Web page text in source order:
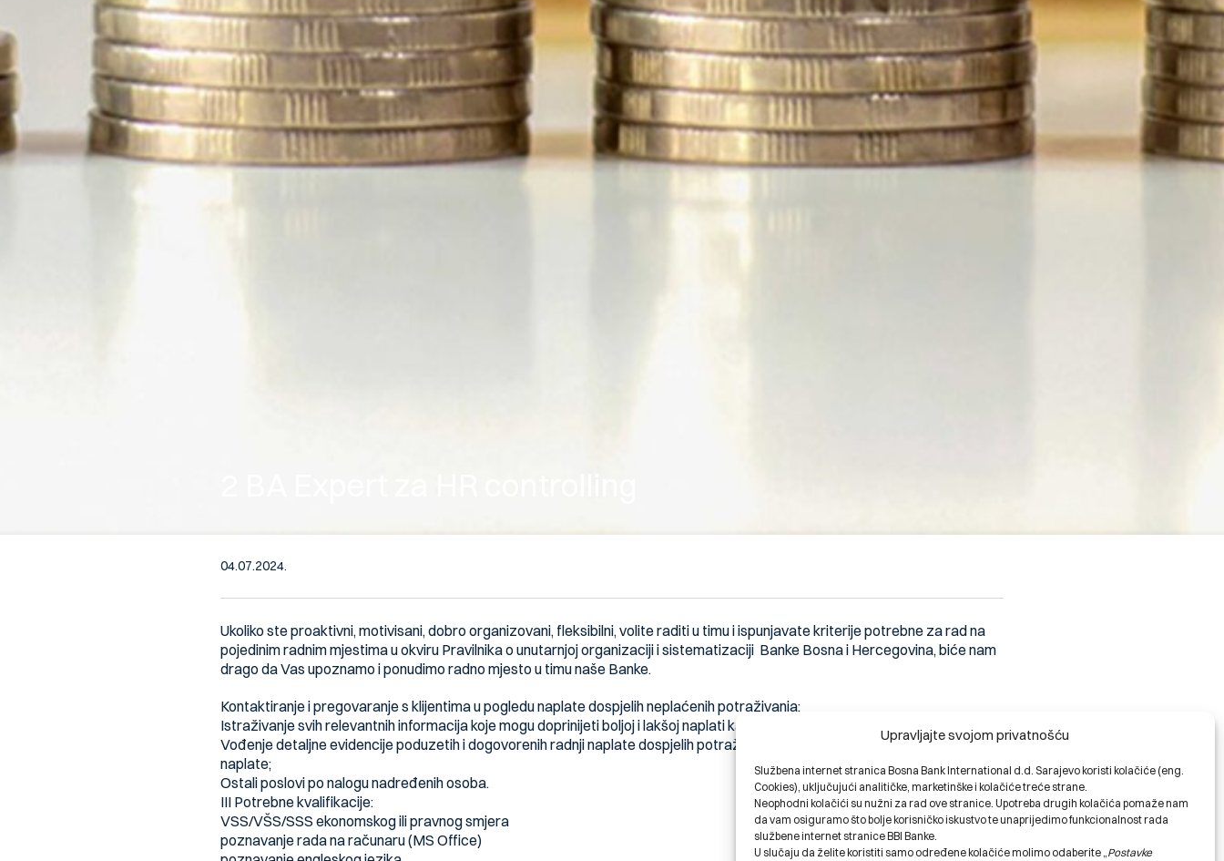
Upravljajte svojom privatnošću
Službena internet stranica Bosna Bank International d.d. Sarajevo koristi kolačiće (eng.
Cookies), uključujući analitičke, marketinške i kolačiće treće strane.
Neophodni kolačići su nužni za rad ove stranice. Upotreba drugih kolačića pomaže nam
da vam osiguramo što bolje korisničko iskustvo te unaprijedimo funkcionalnost rada
službene internet stranice BBI Banke.
U slučaju da želite koristiti samo određene kolačiće molimo odaberite „Postavke
04.07.2024.
Ukoliko ste proaktivni, motivisani, dobro organizovani, fleksibilni, volite raditi u timu i ispunjavate kriterije potrebne za rad na
pojedinim radnim mjestima u okviru Pravilnika o unutarnjoj organizaciji i sistematizaciji Banke Bosna i Hercegovina, biće nam
drago da Vas upoznamo i ponudimo radno mjesto u timu naše Banke.
Kontaktiranje i pregovaranje s klijentima u pogledu naplate dospjelih neplaćenih potraživanja;
Istraživanje svih relevantnih informacija koje mogu doprinijeti boljoj i lakšoj naplati kao i boljoj pregovaračkoj osnovi Banke;
Vođenje detaljne evidencije poduzetih i dogovorenih radnji naplate dospjelih potraživanja po neurednim dužnicima u aplikaciji
naplate;
Ostali poslovi po nalogu nadređenih osoba.
III Potrebne kvalifikacije:
VSS/VŠS/SSS ekonomskog ili pravnog smjera
poznavanje rada na računaru (MS Office)